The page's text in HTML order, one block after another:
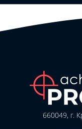
660049, г.